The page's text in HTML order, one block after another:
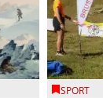
SPORT